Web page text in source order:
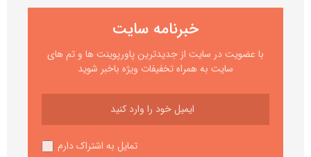
خبرنامه سایت
با عضویت در سایت از جدیدترین پاورپوینت ها و تم های
سایت به همراه تخفیفات ویژه باخبر شوید
تمایل به اشتراک دارم